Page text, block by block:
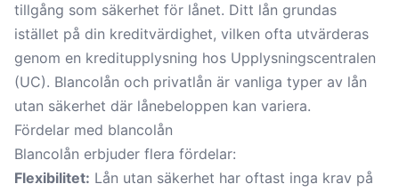
tillgång som säkerhet för lånet. Ditt lån grundas
istället på din kreditvärdighet, vilken ofta utvärderas
genom en kreditupplysning hos Upplysningscentralen
(UC). Blancolån och privatlån är vanliga typer av lån
utan säkerhet där lånebeloppen kan variera.
Fördelar med blancolån
Blancolån erbjuder flera fördelar:
Flexibilitet: Lån utan säkerhet har oftast inga krav på